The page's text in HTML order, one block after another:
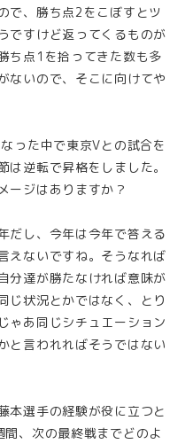
で、勝ち点2をこぼすとツ
ですけど返ってくるものが
ち点1を拾ってきた数も多
ないので、そこに向けてや
った中で東京Vとの試合を
逆転で昇格をしました。
ージはありますか？
だし、今年は今年で答える
えないですね。そうなれば
分達が勝たなければ意味が
じ状況とかではなく、とり
ゃあ同じシチュエーション
と言われればそうではない
本選手の経験が役に立つと
、次の最終戦までどのよ